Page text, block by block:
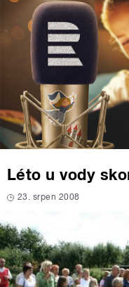
Léto u vody
23. srpen 2008